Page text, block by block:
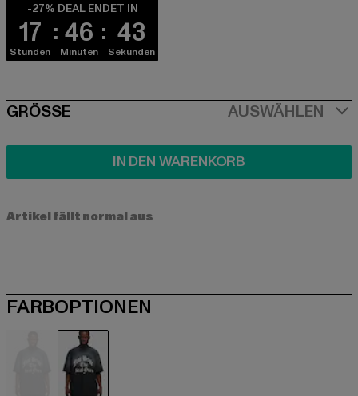
-27% DEAL ENDET IN
17
Stunden
46
Minuten
43
Sekunden
SIZE
GRÖSSE AUSWÄHLEN
IN DEN WARENKORB
Artikel fällt normal aus
FARBOPTIONEN